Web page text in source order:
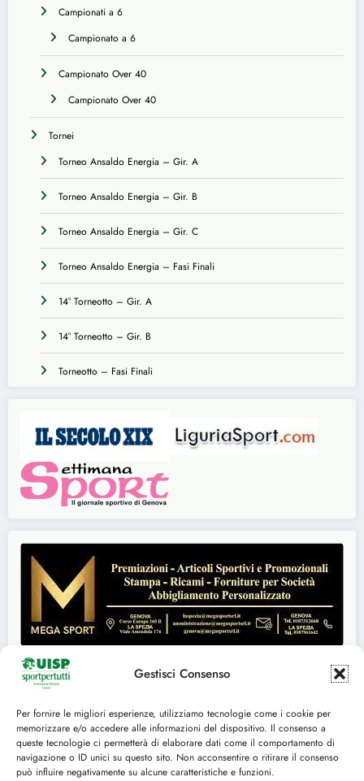
Gestisci Consenso
Per fornire le migliori esperienze, utilizziamo tecnologie come i cookie per
memorizzare e/o accedere alle informazioni del dispositivo. Il consenso a
queste tecnologie ci permetterà di elaborare dati come il comportamento di
navigazione o ID unici su questo sito. Non acconsentire o ritirare il consenso
può influire negativamente su alcune caratteristiche e funzioni.
Campionati a 6
Campionato a 6
Campionato Over 40
Campionato Over 40
Tornei
Torneo Ansaldo Energia – Gir. A
Torneo Ansaldo Energia – Gir. B
Torneo Ansaldo Energia – Gir. C
Torneo Ansaldo Energia – Fasi Finali
14° Torneotto – Gir. A
14° Torneotto – Gir. B
Torneotto – Fasi Finali
Seguici su:
FACEBOOK
TWITTER